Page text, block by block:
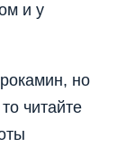
и у
но
читайте